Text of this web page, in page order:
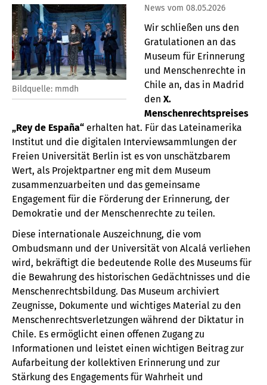
Bildquelle: mmdh
News vom 08.05.2026
Wir schließen uns den
Gratulationen an das
Museum für Erinnerung
und Menschenrechte in
Chile an, das in Madrid
den X.
Menschenrechtspreises
„Rey de España“ erhalten hat. Für das Lateinamerika
Institut und die digitalen Interviewsammlungen der
Freien Universität Berlin ist es von unschätzbarem
Wert, als Projektpartner eng mit dem Museum
zusammenzuarbeiten und das gemeinsame
Engagement für die Förderung der Erinnerung, der
Demokratie und der Menschenrechte zu teilen.
Diese internationale Auszeichnung, die vom
Ombudsmann und der Universität von Alcalá verliehen
wird, bekräftigt die bedeutende Rolle des Museums für
die Bewahrung des historischen Gedächtnisses und die
Menschenrechtsbildung. Das Museum archiviert
Zeugnisse, Dokumente und wichtiges Material zu den
Menschenrechtsverletzungen während der Diktatur in
Chile. Es ermöglicht einen offenen Zugang zu
Informationen und leistet einen wichtigen Beitrag zur
Aufarbeitung der kollektiven Erinnerung und zur
Stärkung des Engagements für Wahrheit und